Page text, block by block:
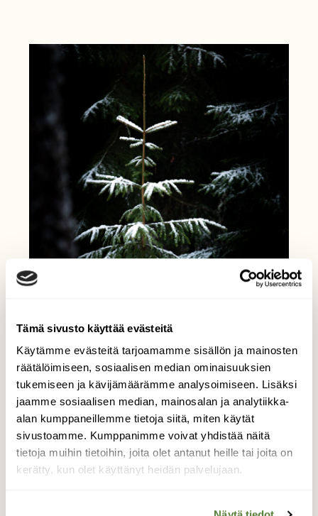
Tämä sivusto käyttää evästeitä
Käytämme evästeitä tarjoamamme sisällön ja mainosten
räätälöimiseen, sosiaalisen median ominaisuuksien
tukemiseen ja kävijämäärämme analysoimiseen. Lisäksi
jaamme sosiaalisen median, mainosalan ja analytiikka-
alan kumppaneillemme tietoja siitä, miten käytät
sivustoamme. Kumppanimme voivat yhdistää näitä
tietoja muihin tietoihin, joita olet antanut heille tai joita on
kerätty, kun olet käyttänyt heidän palvelujaan.